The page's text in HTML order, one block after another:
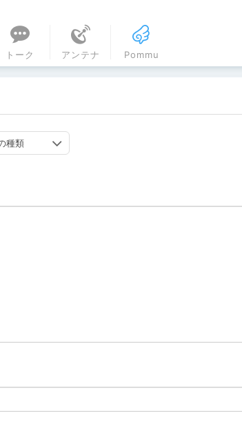
トーク アンテナ Pommu
種類